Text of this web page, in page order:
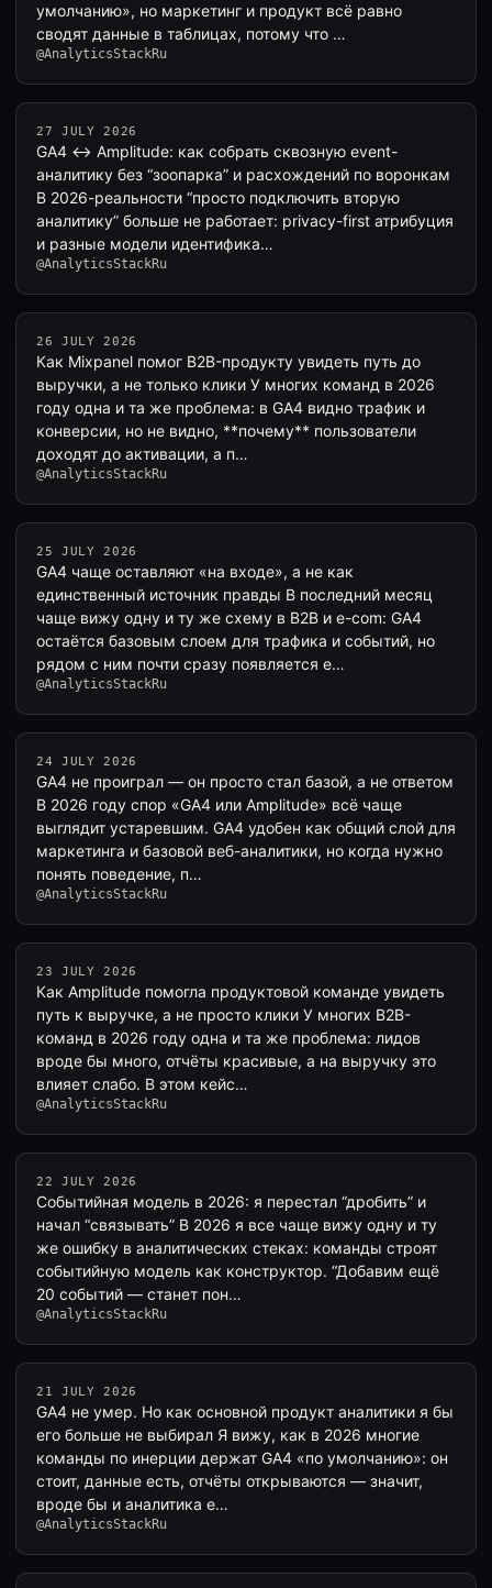
умолчанию», но маркетинг и продукт всё равно
сводят данные в таблицах, потому что …
@AnalyticsStackRu
27 JULY 2026
GA4 ↔ Amplitude: как собрать сквозную event-
аналитику без “зоопарка” и расхождений по воронкам
В 2026-реальности “просто подключить вторую
аналитику” больше не работает: privacy-first атрибуция
и разные модели идентифика…
@AnalyticsStackRu
26 JULY 2026
Как Mixpanel помог B2B-продукту увидеть путь до
выручки, а не только клики У многих команд в 2026
году одна и та же проблема: в GA4 видно трафик и
конверсии, но не видно, **почему** пользователи
доходят до активации, а п…
@AnalyticsStackRu
25 JULY 2026
GA4 чаще оставляют «на входе», а не как
единственный источник правды В последний месяц
чаще вижу одну и ту же схему в B2B и e-com: GA4
остаётся базовым слоем для трафика и событий, но
рядом с ним почти сразу появляется е…
@AnalyticsStackRu
24 JULY 2026
GA4 не проиграл — он просто стал базой, а не ответом
В 2026 году спор «GA4 или Amplitude» всё чаще
выглядит устаревшим. GA4 удобен как общий слой для
маркетинга и базовой веб-аналитики, но когда нужно
понять поведение, п…
@AnalyticsStackRu
23 JULY 2026
Как Amplitude помогла продуктовой команде увидеть
путь к выручке, а не просто клики У многих B2B-
команд в 2026 году одна и та же проблема: лидов
вроде бы много, отчёты красивые, а на выручку это
влияет слабо. В этом кейс…
@AnalyticsStackRu
22 JULY 2026
Событийная модель в 2026: я перестал “дробить” и
начал “связывать” В 2026 я все чаще вижу одну и ту
же ошибку в аналитических стеках: команды строят
событийную модель как конструктор. “Добавим ещё
20 событий — станет пон…
@AnalyticsStackRu
21 JULY 2026
GA4 не умер. Но как основной продукт аналитики я бы
его больше не выбирал Я вижу, как в 2026 многие
команды по инерции держат GA4 «по умолчанию»: он
стоит, данные есть, отчёты открываются — значит,
вроде бы и аналитика е…
@AnalyticsStackRu